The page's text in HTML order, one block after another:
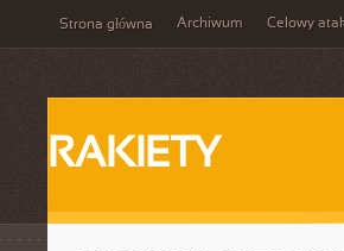
Strona główna Archiwum Celowy
RAKIETY